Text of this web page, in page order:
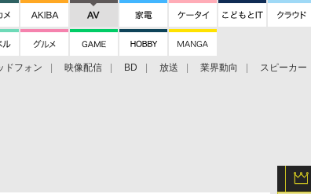
ドフォン 映像配信 BD 放送 業界動向 スピーカー